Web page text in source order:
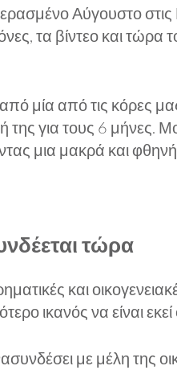
Αύγουστο στις
τα βίντεο και
μία από τις κόρες
της για τους 6
μια μακρά και
τώρα
και
ικανός να είναι
με μέλη της